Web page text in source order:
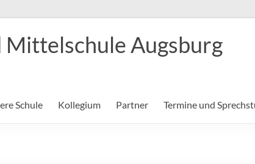
Augsburg
Schule Kollegium Partner Termine und